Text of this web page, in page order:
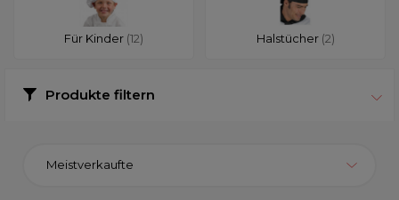
Für Kinder (12) Halstücher (2)
Produkte filtern
Meistverkaufte